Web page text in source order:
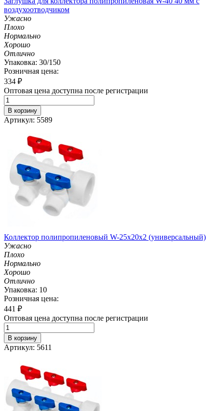
воздухоотводчиком
Ужасно
Плохо
Нормально
Хорошо
Отлично
Упаковка: 30/150
Розничная цена:
334 ₽
Оптовая цена доступна после регистрации
В корзину
Артикул: 5589
Коллектор полипропиленовый W-25х20х2 (универсальный)
Ужасно
Плохо
Нормально
Хорошо
Отлично
Упаковка: 10
Розничная цена:
441 ₽
Оптовая цена доступна после регистрации
В корзину
Артикул: 5611